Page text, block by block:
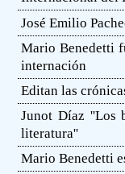
José Emilio
Mario Benedetti
internación
Editan las
Junot Díaz ''Los
literatura''
Mario Benedetti